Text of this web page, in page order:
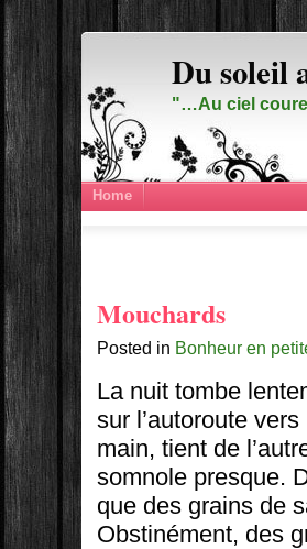
Du soleil
"…Au ciel
Home
Mouchards
Posted in Bonheur en
La nuit tombe
sur l’autoroute
main, tient de
somnole presque.
que des grains de
Obstinément, des